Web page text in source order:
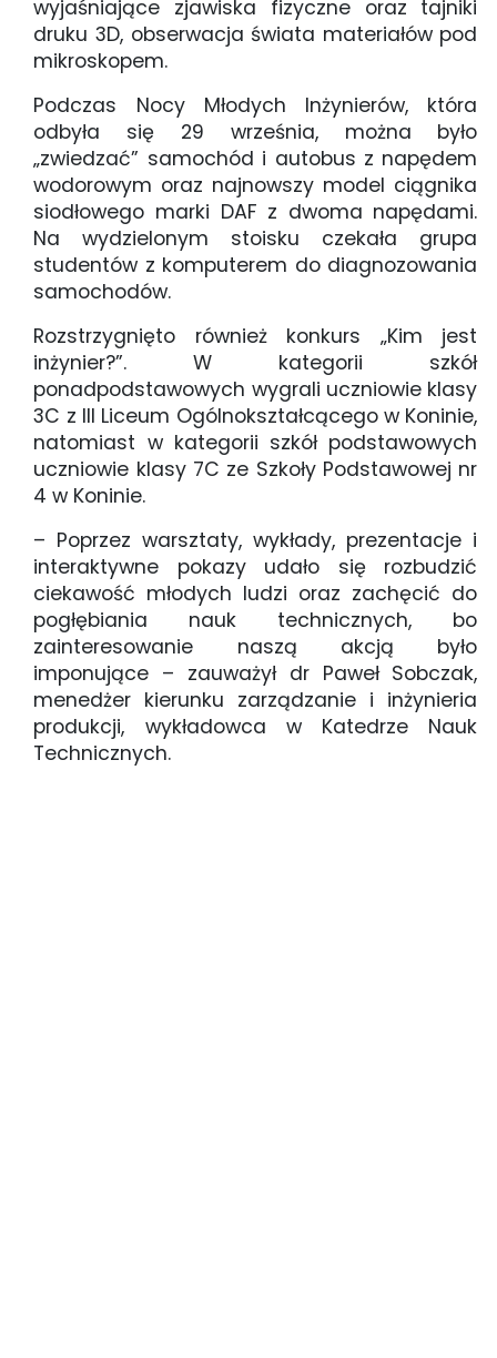
wyjaśniające zjawiska fizyczne oraz tajniki
druku 3D, obserwacja świata materiałów pod
mikroskopem.
Podczas Nocy Młodych Inżynierów, która
odbyła się 29 września, można było
„zwiedzać” samochód i autobus z napędem
wodorowym oraz najnowszy model ciągnika
siodłowego marki DAF z dwoma napędami.
Na wydzielonym stoisku czekała grupa
studentów z komputerem do diagnozowania
samochodów.
Rozstrzygnięto również konkurs „Kim jest
inżynier?”. W kategorii szkół
ponadpodstawowych wygrali uczniowie klasy
3C z III Liceum Ogólnokształcącego w Koninie,
natomiast w kategorii szkół podstawowych
uczniowie klasy 7C ze Szkoły Podstawowej nr
4 w Koninie.
– Poprzez warsztaty, wykłady, prezentacje i
interaktywne pokazy udało się rozbudzić
ciekawość młodych ludzi oraz zachęcić do
pogłębiania nauk technicznych, bo
zainteresowanie naszą akcją było
imponujące – zauważył dr Paweł Sobczak,
menedżer kierunku zarządzanie i inżynieria
produkcji, wykładowca w Katedrze Nauk
Technicznych.